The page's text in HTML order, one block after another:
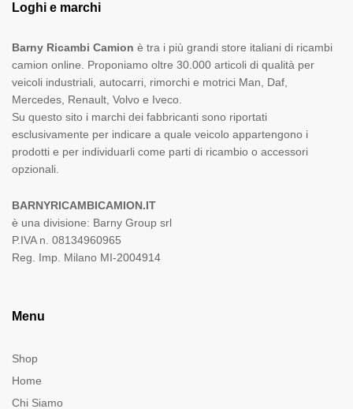
Loghi e marchi
Barny Ricambi Camion è tra i più grandi store italiani di ricambi
camion online. Proponiamo oltre 30.000 articoli di qualità per
veicoli industriali, autocarri, rimorchi e motrici Man, Daf,
Mercedes, Renault, Volvo e Iveco.
Su questo sito i marchi dei fabbricanti sono riportati
esclusivamente per indicare a quale veicolo appartengono i
prodotti e per individuarli come parti di ricambio o accessori
opzionali.
BARNYRICAMBICAMION.IT
è una divisione: Barny Group srl
P.IVA n. 08134960965
Reg. Imp. Milano MI-2004914
Menu
Shop
Home
Chi Siamo